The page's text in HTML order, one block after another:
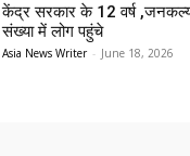
केंद्र सरकार के 12 वर्ष
संख्या में लोग पहुंचे
Asia News Writer - June 18, 2026